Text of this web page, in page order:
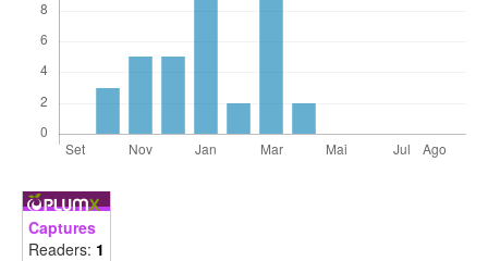
Captures
Readers: 1